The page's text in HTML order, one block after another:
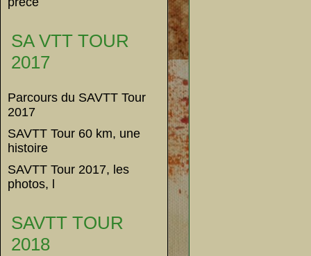
SA VTT TOUR
2017
Parcours du SAVTT Tour
2017
SAVTT Tour 60 km, une
histoire
SAVTT Tour 2017, les
photos, l
SAVTT TOUR
2018